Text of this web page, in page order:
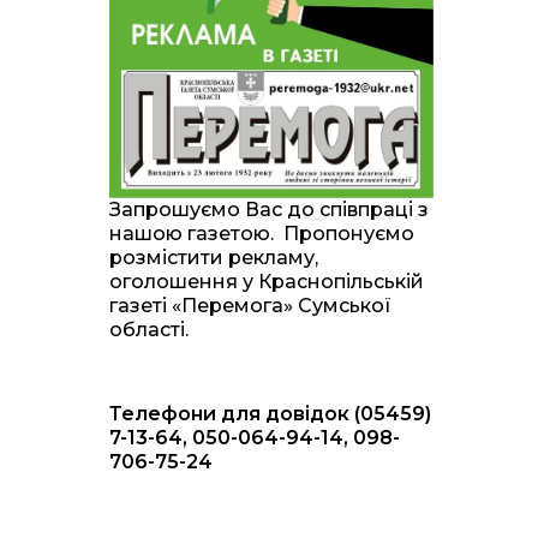
20:00
28 лип
Житлові сертифікати,
підготовка до зими та
підтримка ВПО: підсумки
засідання виконкому
Краснопільської
селищної ради
10:36
28 лип
Валентина Масалітіна:
«Нас тримає віра в
Перемогу і повернення
додому»
10:31
28 лип
Знову біль… Знову
втрата… На щиті
16:57
24 лип
Обмежено придатний,
але безмежно
вмотивований: Як
колишній лісівник став
Запрошуємо Вас до співпраці з
нашою газетою. Пропонуємо
розмістити рекламу,
оголошення у Краснопільській
газеті «Перемога» Сумської
області.
Телефони для довідок (05459)
7-13-64, 050-064-94-14, 098-
706-75-24